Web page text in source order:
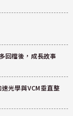
回檔後，成長故事
光學與VCM垂直整